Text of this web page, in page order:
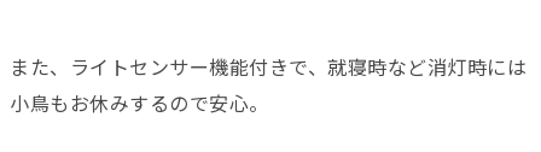
また、ライトセンサー機能付きで、就寝時など消灯時には
小鳥もお休みするので安心。